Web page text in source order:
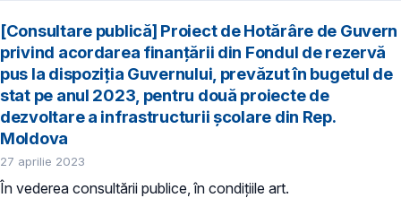
[Consultare publică] Proiect de Hotărâre de Guvern
privind acordarea finanțării din Fondul de rezervă
pus la dispoziția Guvernului, prevăzut în bugetul de
stat pe anul 2023, pentru două proiecte de
dezvoltare a infrastructurii școlare din Rep.
Moldova
27 aprilie 2023
În vederea consultării publice, în condiţiile art.